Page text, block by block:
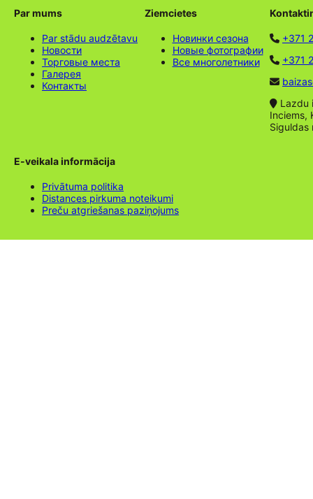
Par mums
Par stādu audzētavu
Новости
Торговые места
Галерея
Контакты
Ziemcietes
Новинки сезона
Новые фотографии
Все многолетники
+371
+371
Lazdu
Inciems,
Siguldas
E-veikala informācija
Privātuma politika
Distances pirkuma noteikumi
Preču atgriešanas paziņojums